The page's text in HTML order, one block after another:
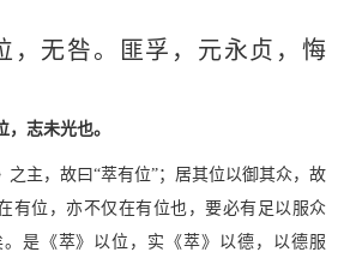
，无咎。匪孚，元永贞，悔
，志未光也。
之主，故曰“萃有位”；居其位以御其众，故
有位，亦不仅在有位也，要必有足以服众
是《萃》以位，实《萃》以德，以德服